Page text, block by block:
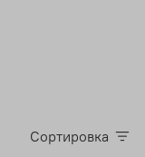
Сортировка